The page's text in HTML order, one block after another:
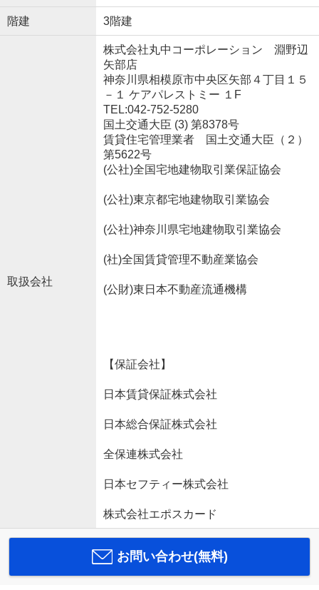
階建 3階建
取扱会社
株式会社丸中コーポレーション 淵野辺
矢部店
神奈川県相模原市中央区矢部４丁目１５
－１ ケアパレストミー １F
TEL:042-752-5280
国土交通大臣 (3) 第8378号
賃貸住宅管理業者 国土交通大臣（２）
第5622号
(公社)全国宅地建物取引業保証協会
(公社)東京都宅地建物取引業協会
(公社)神奈川県宅地建物取引業協会
(社)全国賃貸管理不動産業協会
(公財)東日本不動産流通機構
【保証会社】
日本賃貸保証株式会社
日本総合保証株式会社
全保連株式会社
日本セフティー株式会社
株式会社エポスカード
お問い合わせ(無料)